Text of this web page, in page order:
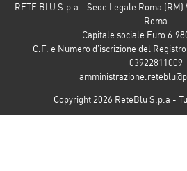
RETE BLU S.p.a - Sede Legale Roma (RM)
Roma
Capitale sociale Euro
C.F. e Numero d’iscrizione del
03922811009
Copyright 2026 ReteBlu S.p.a -